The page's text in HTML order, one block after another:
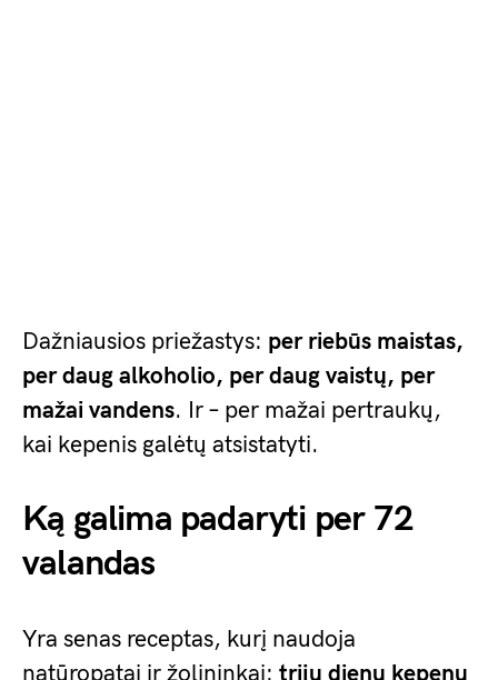
Dažniausios priežastys: per riebūs maistas,
per daug alkoholio, per daug vaistų, per
mažai vandens. Ir – per mažai pertraukų,
kai kepenis galėtų atsistatyti.
Ką galima padaryti per 72
valandas
Yra senas receptas, kurį naudoja
natūropatai ir žolininkai: trijų dienų kepenų